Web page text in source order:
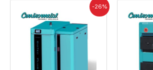
-26%
cijena
bila
je:
13.943,75 €.
Trenutna
cijena
je:
10.318,38 €.